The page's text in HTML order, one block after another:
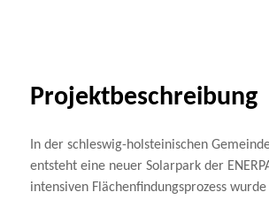
Projektbeschreibung
In der schleswig-holsteinischen
entsteht eine neuer Solarpark der
intensiven Flächenfindungsprozess